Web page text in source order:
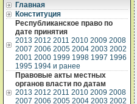
Главная
Конституция
Республиканское право по
дате принятия
2013 2012 2011 2010 2009 2008
2007 2006 2005 2004 2003 2002
2001 2000 1999 1998 1997 1996
1995 1994 и ранее
Правовые акты местных
органов власти по датам
2013 2012 2011 2010 2009 2008
2007 2006 2005 2004 2003 2002